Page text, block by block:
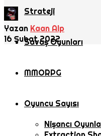
Strateji
Savaş Oyunları
MMORPG
Oyuncu Sayısı
Nişancı
Yazan Kaan Alp
16 Şubat 2022